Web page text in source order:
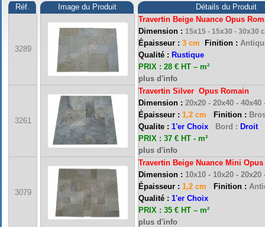
Réf. Image du Produit Détails du Produit
3289
Travertin Beige Nuance Opus
Dimension : 15x15 - 15x30 - 30x30
Épaisseur : 3 cm Finition :
Qualité : Rustique
PRIX : 28 € HT – m²
plus d'info
3261
Travertin Silver Opus Romain
Dimension : 20x20 - 20x40 - 40x40
Épaisseur : 1,2 cm Finition :
Qualite : 1'er Choix Bord : Droit
PRIX : 37 € HT - m²
plus d'info
3079
Travertin Beige Nuance Mini
Dimension : 10x10 - 10x20 - 20x20
Épaisseur : 1,2 cm Finition :
Qualité : 1'er Choix
PRIX : 35 € HT – m²
plus d'info